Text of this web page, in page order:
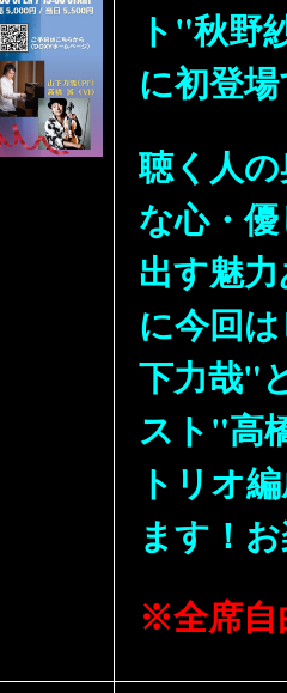
ト"秋野
に初登
聴く人
な心・
出す魅
に今回
下力哉"
スト"高
トリオ
ます！
※全席自